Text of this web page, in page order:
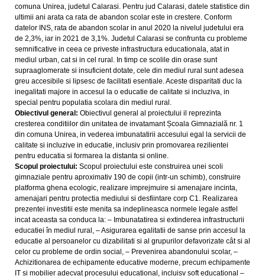
comuna Unirea, judetul Calarasi. Pentru jud Calarasi, datele statistice din
ultimii ani arata ca rata de abandon scolar este in crestere. Conform
datelor INS, rata de abandon scolar in anul 2020 la nivelul judetului era
de 2,3%, iar in 2021 de 3,1%. Judetul Calarasi se confrunta cu probleme
semnificative in ceea ce priveste infrastructura educationala, atat in
mediul urban, cat si in cel rural. In timp ce scolile din orase sunt
supraaglomerate si insuficient dotate, cele din mediul rural sunt adesea
greu accesibile si lipsesc de facilitati esentiale. Aceste disparitati duc la
inegalitati majore in accesul la o educatie de calitate si incluziva, in
special pentru populatia scolara din mediul rural.
Obiectivul general: Obiectivul general al proiectului il reprezinta
cresterea conditiilor din unitatea de invatamant Școala Gimnazială nr. 1
din comuna Unirea, in vederea imbunatatirii accesului egal la servicii de
calitate si incluzive in educatie, inclusiv prin promovarea rezilientei
pentru educatia si formarea la distanta si online.
Scopul proiectului: Scopul proiectului este construirea unei scoli
gimnaziale pentru aproximativ 190 de copii (intr-un schimb), construire
platforma ghena ecologic, realizare imprejmuire si amenajare incinta,
amenajari pentru protectia mediului si desfiintare corp C1. Realizarea
prezentei investitii este menita sa indeplineasca normele legale astfel
incat aceasta sa conduca la: – Imbunatatirea si extinderea infrastructurii
educatiei în mediul rural, – Asigurarea egalitatii de sanse prin accesul la
educatie al persoanelor cu dizabilitati si al grupurilor defavorizate cât si al
celor cu probleme de ordin social, – Prevenirea abandonului scolar, –
Achizitionarea de echipamente educative moderne, precum echipamente
IT si mobilier adecvat procesului educational, incluisv soft educational –